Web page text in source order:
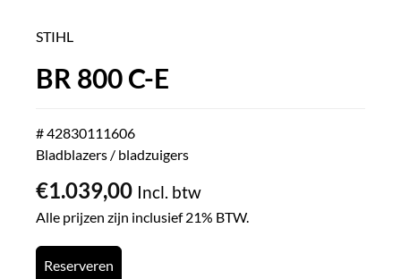
STIHL
BR 800 C-E
# 42830111606
Bladblazers / bladzuigers
€1.039,00 Incl. btw
Alle prijzen zijn inclusief 21% BTW.
Reserveren